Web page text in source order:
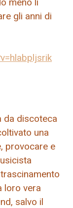
gli anni di
da discoteca
una
provocare e
loro vera
salvo il